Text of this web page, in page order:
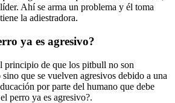
Ahí se arma un problema y él toma
la adiestradora.
ya es agresivo?
principio de que los pitbull no son
que se vuelven agresivos debido a una
por parte del humano que debe
perro ya es agresivo?.